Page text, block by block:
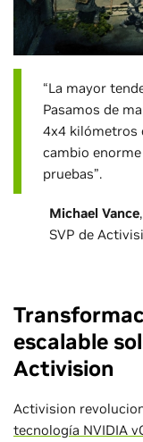
“La mayor
Pasamos de
4x4 kilómetros
cambio
pruebas”.
Michael Vance,
SVP de
escalable
Activision
Activision
tecnología NVIDIA